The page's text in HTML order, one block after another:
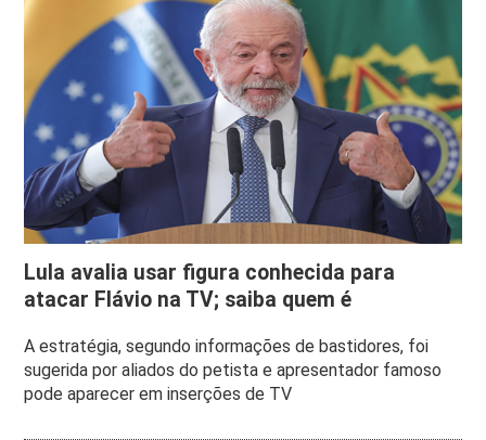
Lula avalia usar figura conhecida para
atacar Flávio na TV; saiba quem é
A estratégia, segundo informações de bastidores, foi
sugerida por aliados do petista e apresentador famoso
pode aparecer em inserções de TV